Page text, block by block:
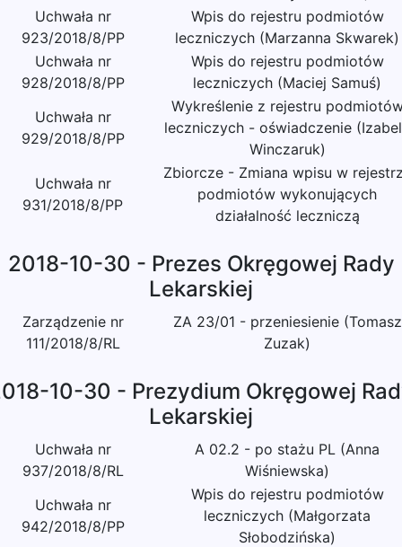
Uchwała nr
923/2018/8/PP
Wpis do rejestru podmiotów
leczniczych (Marzanna Skwarek)
Uchwała nr
928/2018/8/PP
Wpis do rejestru podmiotów
leczniczych (Maciej Samuś)
Uchwała nr
929/2018/8/PP
Wykreślenie z rejestru
leczniczych - oświadczenie
Winczaruk)
Uchwała nr
931/2018/8/PP
Zbiorcze - Zmiana wpisu w
podmiotów wykonujących
działalność leczniczą
2018-10-30 - Prezes Okręgowej Rady
Lekarskiej
Zarządzenie nr
111/2018/8/RL
ZA 23/01 - przeniesienie (Tomasz
Zuzak)
10-30 - Prezydium Okręgowej
Lekarskiej
Uchwała nr
937/2018/8/RL
A 02.2 - po stażu PL (Anna
Wiśniewska)
Uchwała nr
942/2018/8/PP
Wpis do rejestru podmiotów
leczniczych (Małgorzata
Słobodzińska)